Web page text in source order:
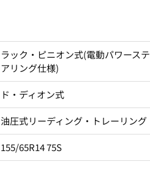
ラック・ピニオン式(電動パワーステ
アリング仕様)
ド・ディオン式
油圧式リーディング・トレーリング
155/65R14 75S